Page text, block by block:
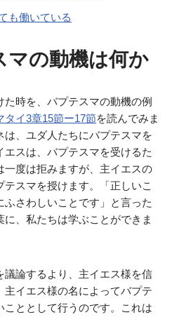
も働いている
マの動機は何か
時を、バプテスマの動機の例
タイ3章15節ー17節を読んでみま
は、ユダ人たちにバプテスマを
スは、バプテスマを受けるた
度は拒みますが、主イエスの
スマを授けます。「正しいこ
さわしいことです」と言った
、私たちは学ぶことができま
論するより、主イエス様を信
主イエス様の名によってバプテ
こととして行うのです。これは